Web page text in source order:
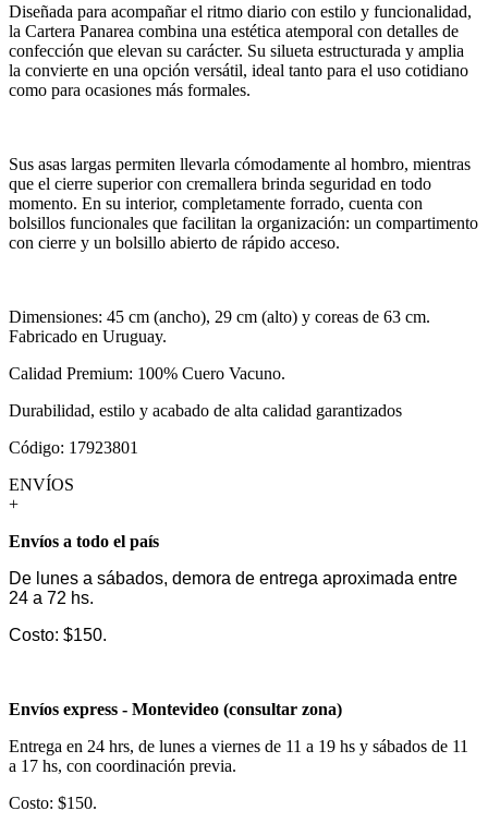
Diseñada para acompañar el ritmo diario con estilo y funcionalidad,
la Cartera Panarea combina una estética atemporal con detalles de
confección que elevan su carácter. Su silueta estructurada y amplia
la convierte en una opción versátil, ideal tanto para el uso cotidiano
como para ocasiones más formales.
Sus asas largas permiten llevarla cómodamente al hombro, mientras
que el cierre superior con cremallera brinda seguridad en todo
momento. En su interior, completamente forrado, cuenta con
bolsillos funcionales que facilitan la organización: un compartimento
con cierre y un bolsillo abierto de rápido acceso.
Dimensiones: 45 cm (ancho), 29 cm (alto) y coreas de 63 cm.
Fabricado en Uruguay.
Calidad Premium: 100% Cuero Vacuno.
Durabilidad, estilo y acabado de alta calidad garantizados
Código: 17923801
ENVÍOS
+
Envíos a todo el país
De lunes a sábados, demora de entrega aproximada entre
24 a 72 hs.
Costo: $150.
Envíos express - Montevideo (consultar zona)
Entrega en 24 hrs, de lunes a viernes de 11 a 19 hs y sábados de 11
a 17 hs, con coordinación previa.
Costo: $150.